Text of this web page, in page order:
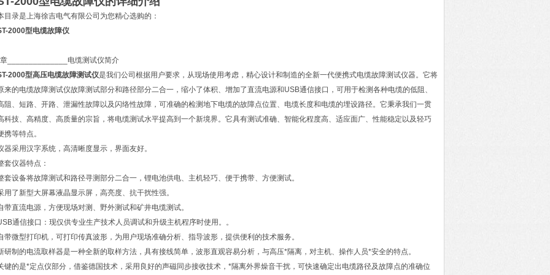
目录是上海徐吉电气有限公司为您精心选购的：
2000型电缆故障仪
______________电缆测试仪简介
2000型高压电缆故障测试仪是我们公司根据用户要求，从现场使用考虑，精心设计和制造的全新一代便携式电缆故障测试仪器。它将
来的电缆故障测试仪故障测试部分和路径部分二合一，缩小了体积、增加了直流电源和USB通信接口，可用于检测各种电缆的低阻、
阻、短路、开路、泄漏性故障以及闪络性故障，可准确的检测地下电缆的故障点位置、电缆长度和电缆的埋设路径。它秉承我们一贯
科技、高精度、高质量的宗旨，将电缆测试水平提高到一个新境界。它具有测试准确、智能化程度高、适应面广、性能稳定以及轻巧
携等特点。
器采用汉字系统，高清晰度显示，界面友好。
套仪器特点：
套设备将故障测试和路径寻测部分二合一，锂电池供电、主机轻巧、便于携带、方便测试。
用了新型大屏幕液晶显示屏，高亮度、抗干扰性强。
带直流电源，方便现场对测、野外测试和矿井电缆测试。
通信接口：现仅供专业生产技术人员调试和升级主机程序时使用。。
带微型打印机，可打印传真波形，为用户现场准确分析、指导波形，提供便利的技术服务。
研制的电流取样器是一种全新的取样方法，具有接线简单，波形直观容易分析，与高压*隔离，对主机、操作人员*安全的特点。
键的是*定点仪部分，借鉴德国技术，采用良好的声磁同步接收技术，*隔离外界燥音干扰，可快速确定出电缆路径及故障点的准确位